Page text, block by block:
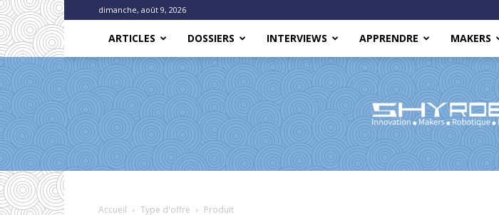
dimanche, août 9, 2026
ARTICLES DOSSIERS INTERVIEWS APPRENDRE MAKERS
Accueil Type d'offre Produit